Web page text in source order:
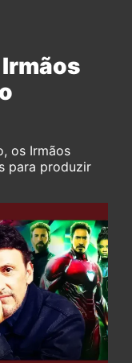
os Irmãos
para produzir